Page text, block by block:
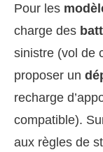
Pour les
charge des
sinistre (vol de
proposer un
recharge
compatible).
aux règles de